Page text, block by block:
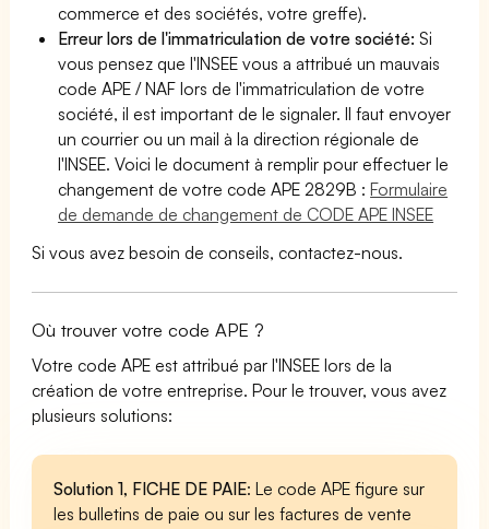
commerce et des sociétés, votre greffe).
Erreur lors de l'immatriculation de votre société:Si
vous pensez que l'INSEE vous a attribué un mauvais
code APE / NAF lors de l'immatriculation de votre
société, il est important de le signaler. Il faut envoyer
un courrier ou un mail à la direction régionale de
l'INSEE. Voici le document à remplir pour effectuer le
changement de votre code APE 2829B :Formulaire
de demande de changement de CODE APE INSEE
Si vous avez besoin de conseils, contactez-nous.
Où trouver votre code APE ?
Votre code APE est attribué par l'INSEE lors de la
création de votre entreprise. Pour le trouver, vous avez
plusieurs solutions:
Solution 1, FICHE DE PAIE: Le code APE figure sur
les bulletins de paie ou sur les factures de vente